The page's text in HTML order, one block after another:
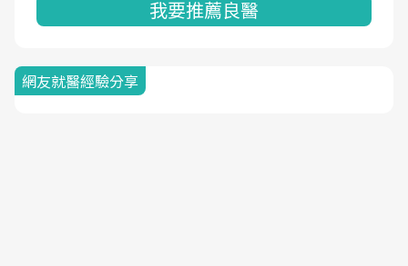
我要推薦良醫
網友就醫經驗分享